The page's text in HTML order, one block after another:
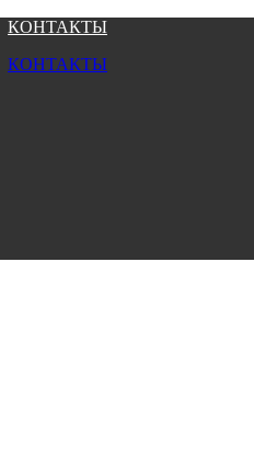
КОНТАКТЫ
КОНТАКТЫ